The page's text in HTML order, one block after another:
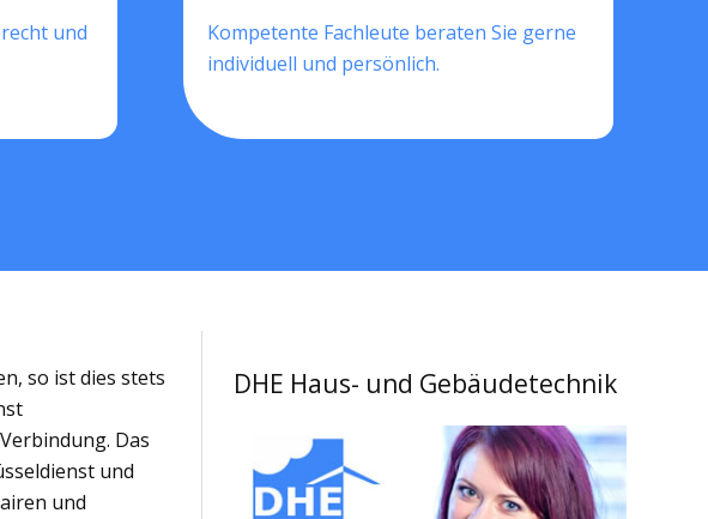
und
Kompetente Fachleute beraten Sie gerne
individuell und persönlich.
DHE Haus- und Gebäudetechnik
so ist dies stets
Das
und
und